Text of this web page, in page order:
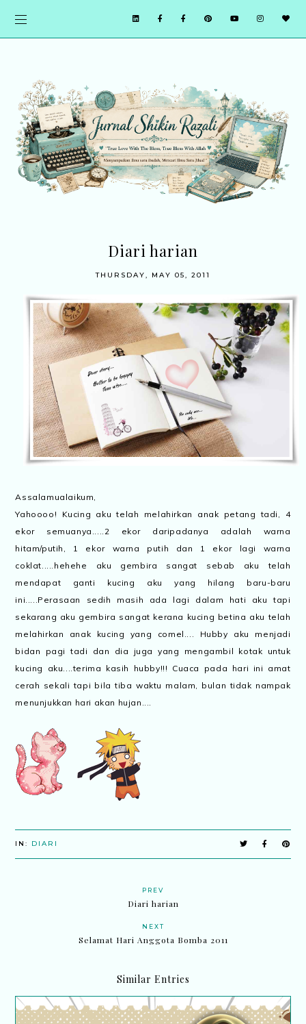
Diari harian
THURSDAY, MAY 05, 2011
Assalamualaikum,
Yahoooo! Kucing aku telah melahirkan anak petang tadi, 4
ekor semuanya.....2 ekor daripadanya adalah warna
hitam/putih, 1 ekor warna putih dan 1 ekor lagi warna
coklat.....hehehe aku gembira sangat sebab aku telah
mendapat ganti kucing aku yang hilang baru-baru
ini.....Perasaan sedih masih ada lagi dalam hati aku tapi
sekarang aku gembira sangat kerana kucing betina aku telah
melahirkan anak kucing yang comel.... Hubby aku menjadi
bidan pagi tadi dan dia juga yang mengambil kotak untuk
kucing aku....terima kasih hubby!!! Cuaca pada hari ini amat
cerah sekali tapi bila tiba waktu malam, bulan tidak nampak
menunjukkan hari akan hujan....
IN: DIARI
PREV
Diari harian
NEXT
Selamat Hari Anggota Bomba 2011
Similar Entries